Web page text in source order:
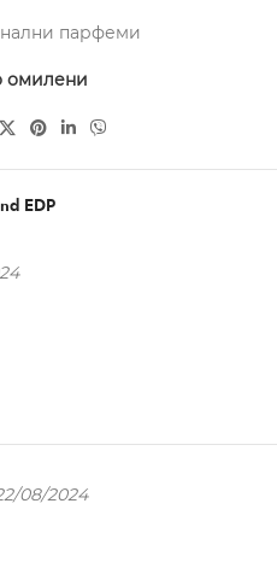
парфеми
омилени
EDP
08/2024